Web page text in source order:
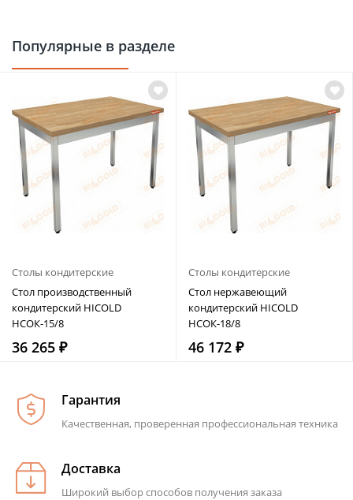
Популярные в разделе
Столы кондитерские
Стол производственный
кондитерский HICOLD
НСОК-15/8
36 265 ₽
Столы кондитерские
Стол нержавеющий
кондитерский HICOLD
НСОК-18/8
46 172 ₽
Гарантия
Качественная, проверенная профессиональная техника
Доставка
Широкий выбор способов получения заказа